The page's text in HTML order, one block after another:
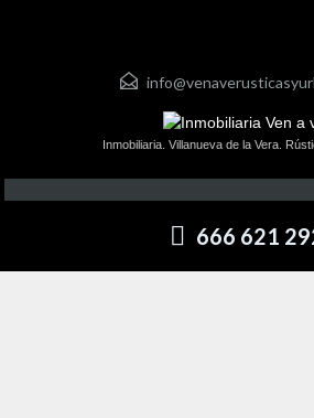
Inmobiliaria. Villanueva de la Vera.
666 621